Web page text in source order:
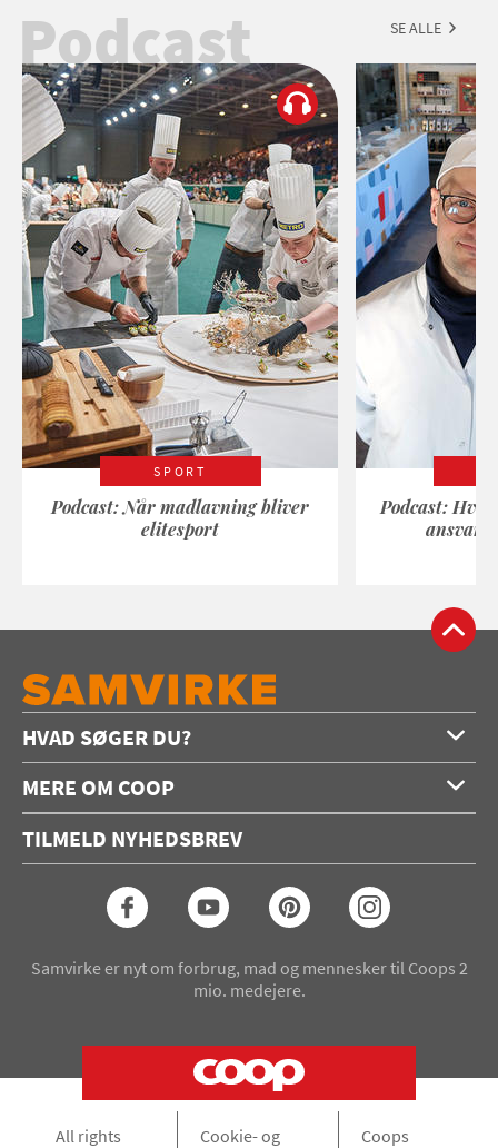
Podcast SE ALLE
SPORT
Podcast: Når madlavning bliver
elitesport
Podcast:
HVAD SØGER DU?
Forside
Opskrifter
Konkurrencer
MERE OM COOP
Annoncering
Coop medlem
TILMELD NYHEDSBREV
Samvirke er nyt om forbrug, mad og mennesker til Coops 2
mio. medejere.
All rights Cookie- og Coops